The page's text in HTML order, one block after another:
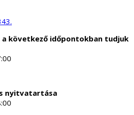
következő időpontokban tudjuk
nyitvatartása